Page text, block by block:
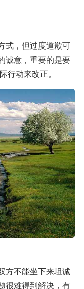
式，但过度道歉可
诚意，重要的是要
行动来改正。
方不能坐下来坦诚
很难得到解决，有